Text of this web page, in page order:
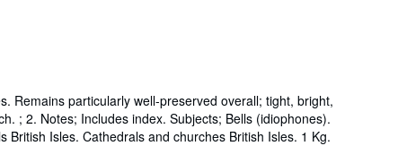
Remains particularly well-preserved overall; tight, bright,
; 2. Notes; Includes index. Subjects; Bells (idiophones).
Isles. Cathedrals and churches British Isles. 1 Kg.